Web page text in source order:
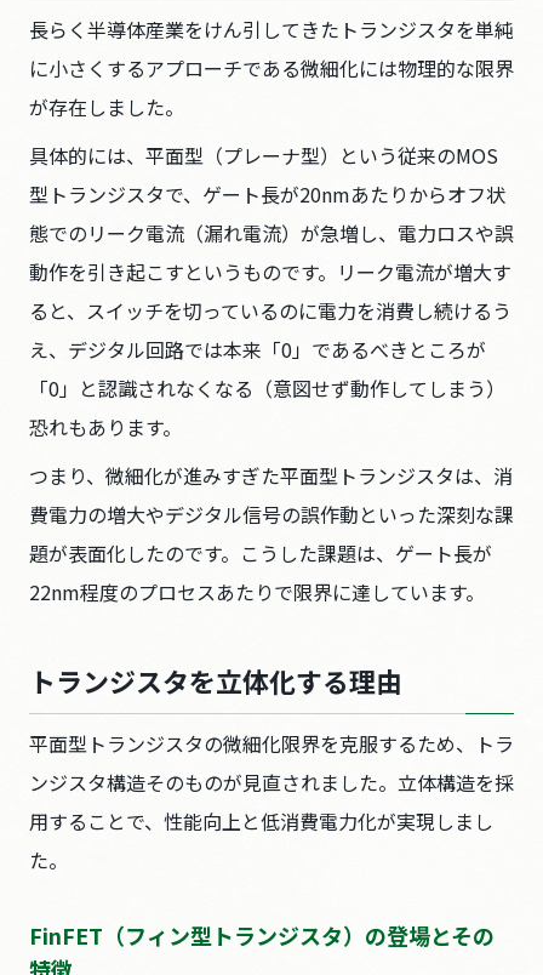
長らく半導体産業をけん引してきたトランジスタを単純
に小さくするアプローチである微細化には物理的な限界
が存在しました。
具体的には、平面型（プレーナ型）という従来のMOS
型トランジスタで、ゲート長が20nmあたりからオフ状
態でのリーク電流（漏れ電流）が急増し、電力ロスや誤
動作を引き起こすというものです。リーク電流が増大す
ると、スイッチを切っているのに電力を消費し続けるう
え、デジタル回路では本来「0」であるべきところが
「0」と認識されなくなる（意図せず動作してしまう）
恐れもあります。
つまり、微細化が進みすぎた平面型トランジスタは、消
費電力の増大やデジタル信号の誤作動といった深刻な課
題が表面化したのです。こうした課題は、ゲート長が
22nm程度のプロセスあたりで限界に達しています。
トランジスタを立体化する理由
平面型トランジスタの微細化限界を克服するため、トラ
ンジスタ構造そのものが見直されました。立体構造を採
用することで、性能向上と低消費電力化が実現しまし
た。
FinFET（フィン型トランジスタ）の登場とその